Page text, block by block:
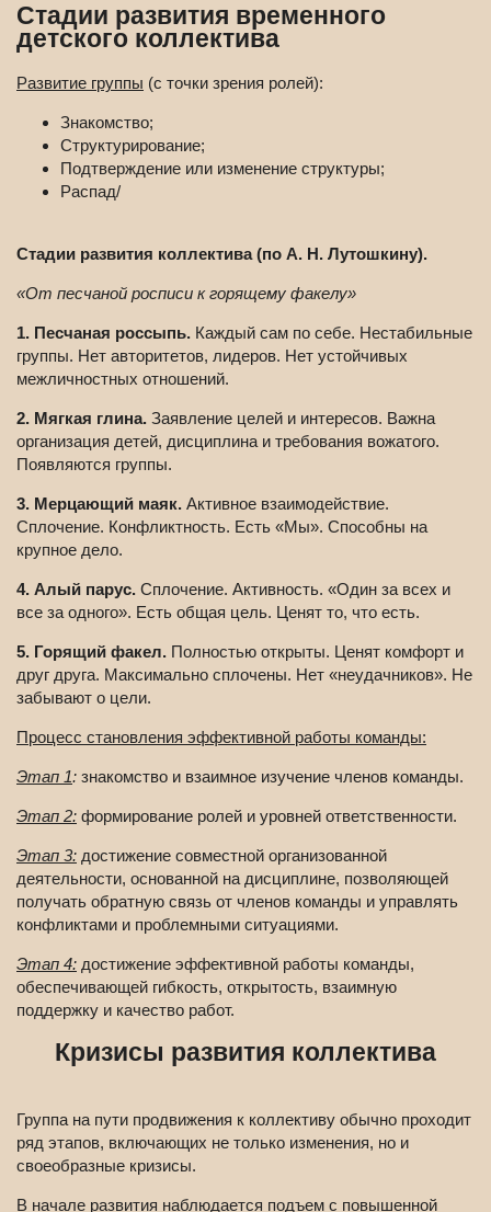
Стадии развития временного
детского коллектива
Развитие группы (с точки зрения ролей):
Знакомство;
Структурирование;
Подтверждение или изменение структуры;
Распад/
Стадии развития коллектива (по А. Н. Лутошкину).
«От песчаной росписи к горящему факелу»
1. Песчаная россыпь. Каждый сам по себе. Нестабильные
группы. Нет авторитетов, лидеров. Нет устойчивых
межличностных отношений.
2. Мягкая глина. Заявление целей и интересов. Важна
организация детей, дисциплина и требования вожатого.
Появляются группы.
3. Мерцающий маяк. Активное взаимодействие.
Сплочение. Конфликтность. Есть «Мы». Способны на
крупное дело.
4. Алый парус. Сплочение. Активность. «Один за всех и
все за одного». Есть общая цель. Ценят то, что есть.
5. Горящий факел. Полностью открыты. Ценят комфорт и
друг друга. Максимально сплочены. Нет «неудачников». Не
забывают о цели.
Процесс становления эффективной работы команды:
Этап 1: знакомство и взаимное изучение членов команды.
Этап 2: формирование ролей и уровней ответственности.
Этап 3: достижение совместной организованной
деятельности, основанной на дисциплине, позволяющей
получать обратную связь от членов команды и управлять
конфликтами и проблемными ситуациями.
Этап 4: достижение эффективной работы команды,
обеспечивающей гибкость, открытость, взаимную
поддержку и качество работ.
Кризисы развития коллектива
Группа на пути продвижения к коллективу обычно проходит
ряд этапов, включающих не только изменения, но и
своеобразные кризисы.
В начале развития наблюдается подъем с повышенной